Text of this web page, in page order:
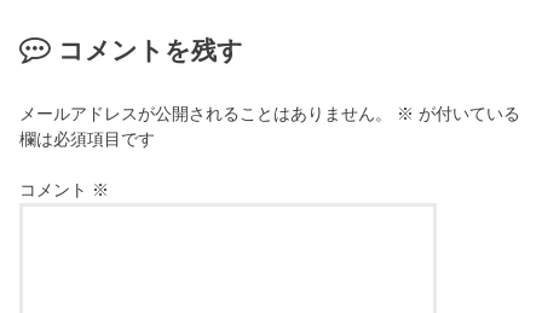
コメントを残す
メールアドレスが公開されることはありません。 ※ が付いている
欄は必須項目です
コメント ※